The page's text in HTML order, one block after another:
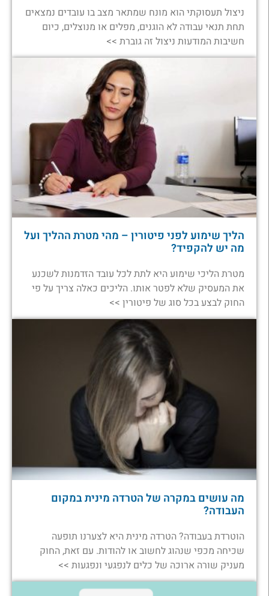
ניצול תעסוקתי הוא מונח שמתאר מצב בו עובדים נמצאים
תחת תנאי עבודה לא הוגנים, מפלים או מנוצלים, כיום
חשיבות המודעות ניצול זה גוברת >>
הליך שימוע לפני פיטורין – מהי מטרת ההליך ועל
מה יש להקפיד?
מטרת הליכי שימוע היא לתת לכל עובד הזדמנות לשכנע
את המעסיק שלא לפטר אותו. הליכים כאלה צריך על פי
החוק לבצע בכל סוג של פיטורין >>
מה עושים במקרה של הטרדה מינית במקום
העבודה?
הוטרדת בעבודה? הטרדה מינית היא לצערנו תופעה
שכיחה מכפי שנהוג לחשוב או להודות. עם זאת, החוק
מעניק שורה ארוכה של כלים לנפגעי ונפגעות >>